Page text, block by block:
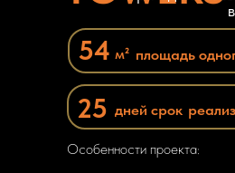
площадь
54 м²
дней срок
25
Особенности проекта: